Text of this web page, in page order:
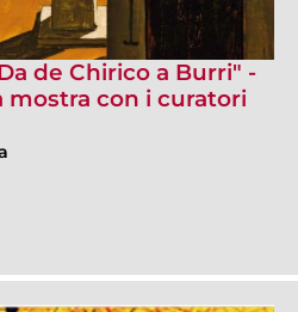
de Chirico a Burri" -
mostra con i curatori